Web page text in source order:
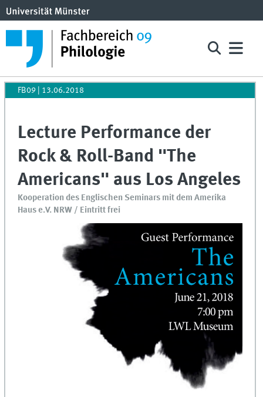
FB09 13.06.2018
Lecture Performance der
Rock & Roll-Band "The
Americans" aus Los Angeles
Kooperation des Englischen Seminars mit dem Amerika
Haus e.V. NRW / Eintritt frei